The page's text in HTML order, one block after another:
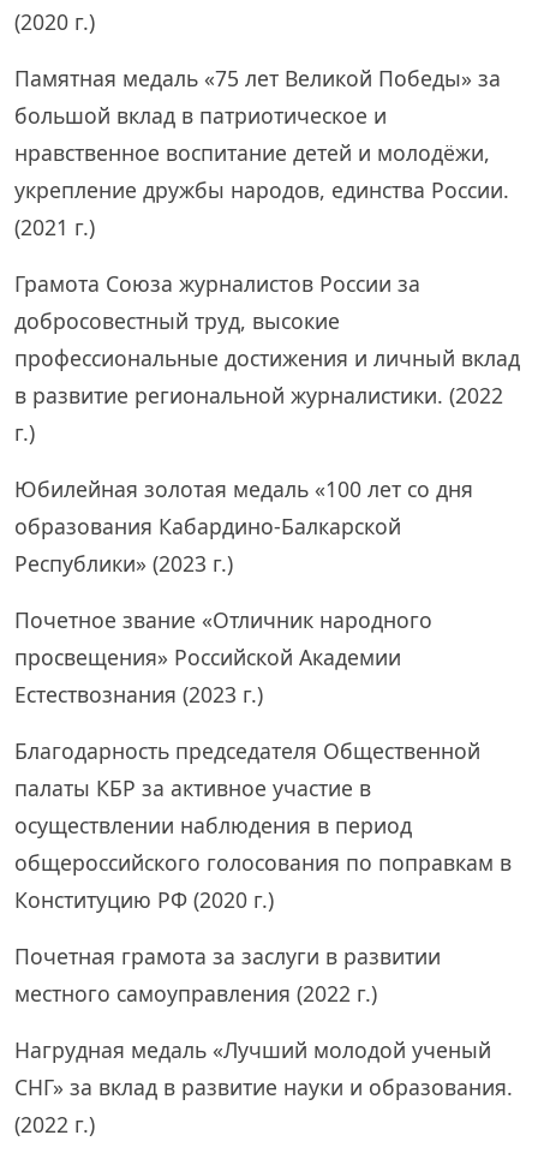
(2020 г.)
Памятная медаль «75 лет Великой Победы» за
большой вклад в патриотическое и
нравственное воспитание детей и молодёжи,
укрепление дружбы народов, единства России.
(2021 г.)
Грамота Союза журналистов России за
добросовестный труд, высокие
профессиональные достижения и личный вклад
в развитие региональной журналистики. (2022
г.)
Юбилейная золотая медаль «100 лет со дня
образования Кабардино-Балкарской
Республики» (2023 г.)
Почетное звание «Отличник народного
просвещения» Российской Академии
Естествознания (2023 г.)
Благодарность председателя Общественной
палаты КБР за активное участие в
осуществлении наблюдения в период
общероссийского голосования по поправкам в
Конституцию РФ (2020 г.)
Почетная грамота за заслуги в развитии
местного самоуправления (2022 г.)
Нагрудная медаль «Лучший молодой ученый
СНГ» за вклад в развитие науки и образования.
(2022 г.)